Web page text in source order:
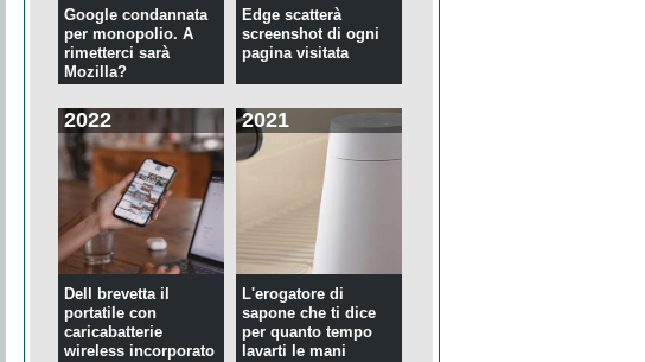
Google condannata
per monopolio. A
rimetterci sarà
Mozilla?
Edge scatterà
screenshot di ogni
pagina visitata
2022
Dell brevetta il
portatile con
caricabatterie
wireless incorporato
2021
L'erogatore di
sapone che ti dice
per quanto tempo
lavarti le mani